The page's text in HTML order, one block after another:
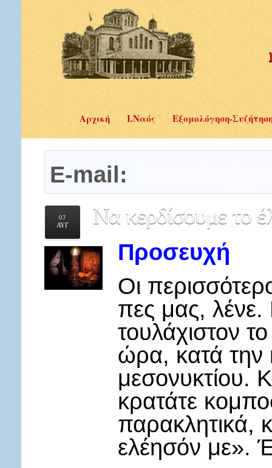
Αρχική Ι.Ναός Εξομολόγηση-
E-mail:
07
ΑΥΓ
Να κερδίσουμε το
Προσευχή
Οι
πες μας,
τουλάχιστον
ώρα, κατά την
μεσονυκτίου.
κρατάτε
παρακλητικά,
ελέησόν με».